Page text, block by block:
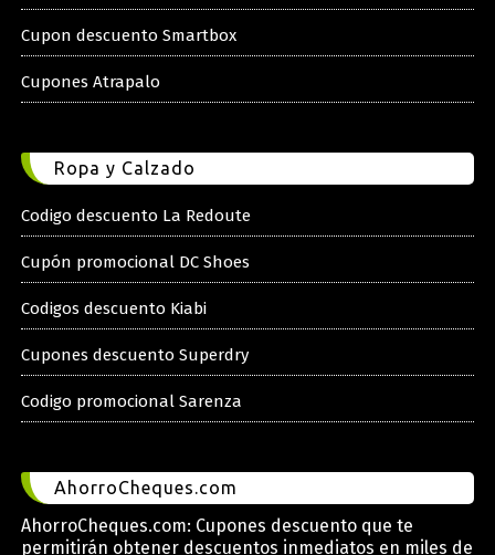
Cupon descuento Smartbox
Cupones Atrapalo
Ropa y Calzado
Codigo descuento La Redoute
Cupón promocional DC Shoes
Codigos descuento Kiabi
Cupones descuento Superdry
Codigo promocional Sarenza
AhorroCheques.com
AhorroCheques.com: Cupones descuento que te
permitirán obtener descuentos inmediatos en miles de